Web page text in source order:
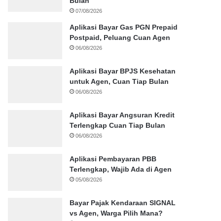
07/08/2026
Aplikasi Bayar Gas PGN Prepaid
Postpaid, Peluang Cuan Agen
06/08/2026
Aplikasi Bayar BPJS Kesehatan
untuk Agen, Cuan Tiap Bulan
06/08/2026
Aplikasi Bayar Angsuran Kredit
Terlengkap Cuan Tiap Bulan
06/08/2026
Aplikasi Pembayaran PBB
Terlengkap, Wajib Ada di Agen
05/08/2026
Bayar Pajak Kendaraan SIGNAL
vs Agen, Warga Pilih Mana?